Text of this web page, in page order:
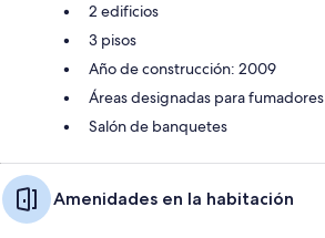
2 edificios
3 pisos
Año de construcción: 2009
Áreas designadas para fumadores
Salón de banquetes
Amenidades en la habitación